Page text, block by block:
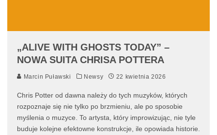
„ALIVE WITH GHOSTS TODAY” –
NOWA SUITA CHRISA POTTERA
Marcin Puławski Newsy 22 kwietnia 2026
Chris Potter od dawna należy do tych muzyków, których
rozpoznaje się nie tylko po brzmieniu, ale po sposobie
myślenia o muzyce. To artysta, który improwizując, nie tyle
buduje kolejne efektowne konstrukcje, ile opowiada historie.